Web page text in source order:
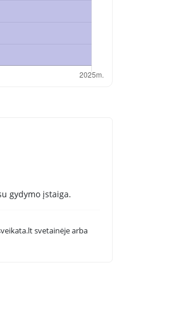
gydymo įstaiga.
svetainėje arba